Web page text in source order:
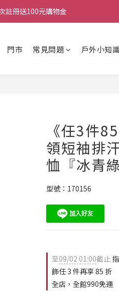
註冊送100元購物金
門市 常見問題 戶外小知識
《任3件
領短袖排
恤『冰青綠
型號：170156
至09/02 01:00截止
飾任 3 件再享 85 折
全店，全館990免運